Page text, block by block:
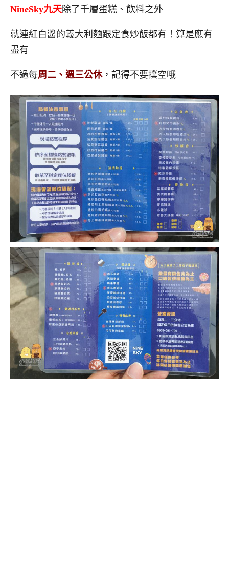
NineSky九天除了千層蛋糕、飲料之外
就連紅白醬的義大利麵跟定食炒飯都有！算是應有
盡有
不過每周二、週三公休，記得不要撲空哦